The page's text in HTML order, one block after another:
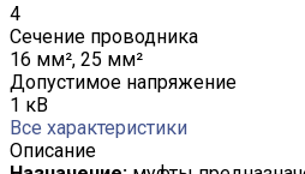
4
Сечение проводника
16 мм², 25 мм²
Допустимое напряжение
1 кВ
Все характеристики
Описание